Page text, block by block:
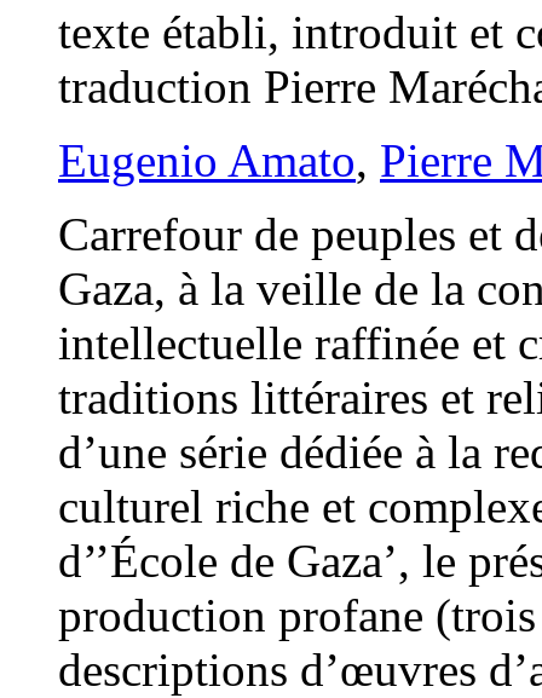
texte établi, introduit et
traduction Pierre
Eugenio Amato, Pierre
Carrefour de peuples et
Gaza, à la veille de la
intellectuelle raffinée et
traditions littéraires et
d’une série dédiée à la
culturel riche et
d’’École de Gaza’, le
production profane
descriptions d’œuvres